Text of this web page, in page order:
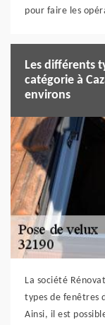
pour faire les
Les différents
catégorie à
environs
La société
types de fenêtres
Ainsi, il est